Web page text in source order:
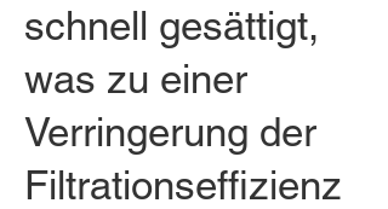
schnell gesättigt,
was zu einer
Verringerung der
Filtrationseffizienz